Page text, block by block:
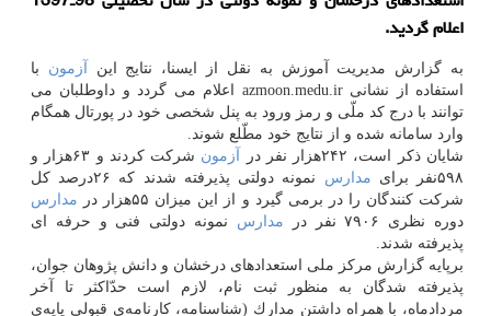
اعلام گردید.
به گزارش مدیریت آموزش به نقل از ایسنا، نتایج این آزمون با
استفاده از نشانی azmoon.medu.ir اعلام می گردد و داوطلبان می
توانند با درج كد ملّی و رمز ورود به پنل شخصی خود در پورتال همگام
وارد سامانه شده و از نتایج خود مطّلع شوند.
شایان ذكر است، ۲۴۲هزار نفر در
آزمون
شركت كردند و ۶۳هزار و
۵۹۸نفر برای
مدارس
نمونه دولتی پذیرفته شدند كه ۲۶درصد كل
شركت كنندگان را در برمی گیرد و از این میزان ۵۵هزار در
مدارس
دوره نظری ۷۹۰۶ نفر در
مدارس نمونه دولتی فنی و حرفه ای
پذیرفته شدند.
برپایه گزارش مركز ملی استعدادهای درخشان و دانش پژوهان جوان،
پذیرفته شدگان به منظور ثبت نام، لازم است حدّاكثر تا آخر
مردادماه، با همراه داشتن مدارك (شناسنامه، كارنامه‌ی قبولی پایه‌ی